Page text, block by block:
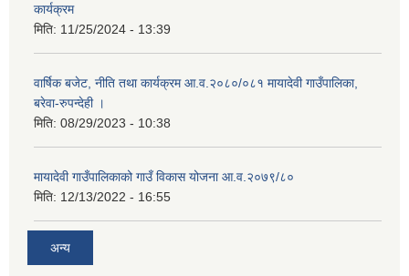
कार्यक्रम
मिति: 11/25/2024 - 13:39
वार्षिक बजेट, नीति तथा कार्यक्रम आ.व.२०८०/०८१ मायादेवी गाउँपालिका,
बरेवा-रुपन्देही ।
मिति: 08/29/2023 - 10:38
मायादेवी गाउँपालिकाको गाउँ विकास योजना आ.व.२०७९/८०
मिति: 12/13/2022 - 16:55
अन्य